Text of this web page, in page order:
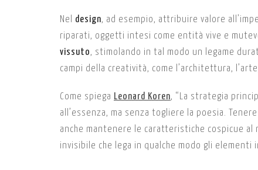
Nel design, ad esempio, attribuire valore
riparati, oggetti intesi come entità vive e
vissuto, stimolando in tal modo un legame
campi della creatività, come l’architettura,
Come spiega Leonard Koren, “La strategia
all’essenza, ma senza togliere la poesia.
anche mantenere le caratteristiche cospicue
invisibile che lega in qualche modo gli elementi